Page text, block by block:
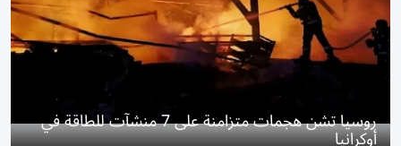
روسيا تشن هجمات متزامنة على 7 منشآت للطاقة في
أوكرانيا